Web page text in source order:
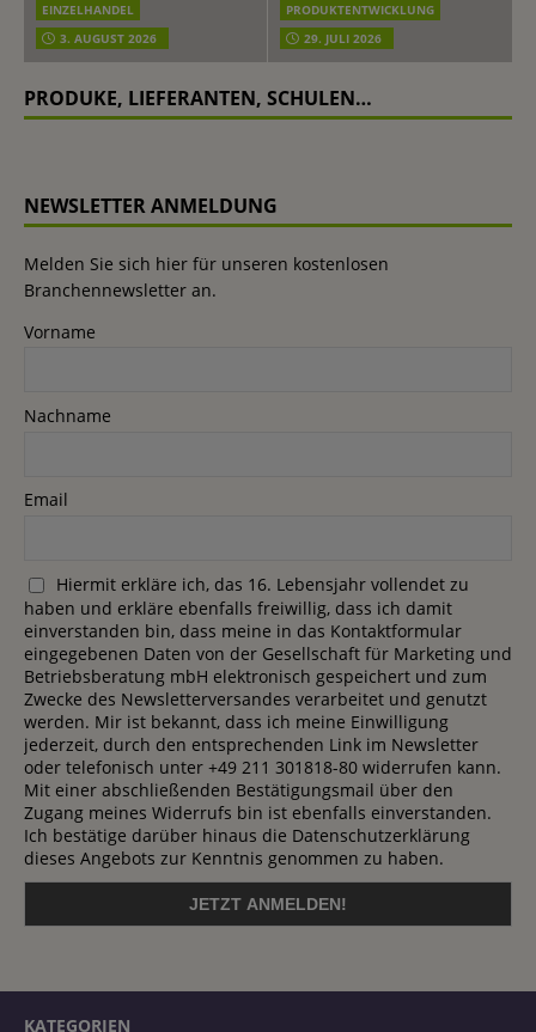
EINZELHANDEL
3. AUGUST 2026
PRODUKTENTWICKLUNG
29. JULI 2026
PRODUKE, LIEFERANTEN, SCHULEN…
NEWSLETTER ANMELDUNG
Melden Sie sich hier für unseren kostenlosen
Branchennewsletter an.
Vorname
Nachname
Email
Hiermit erkläre ich, das 16. Lebensjahr vollendet zu
haben und erkläre ebenfalls freiwillig, dass ich damit
einverstanden bin, dass meine in das Kontaktformular
eingegebenen Daten von der Gesellschaft für Marketing und
Betriebsberatung mbH elektronisch gespeichert und zum
Zwecke des Newsletterversandes verarbeitet und genutzt
werden. Mir ist bekannt, dass ich meine Einwilligung
jederzeit, durch den entsprechenden Link im Newsletter
oder telefonisch unter +49 211 301818-80 widerrufen kann.
Mit einer abschließenden Bestätigungsmail über den
Zugang meines Widerrufs bin ist ebenfalls einverstanden.
Ich bestätige darüber hinaus die Datenschutzerklärung
dieses Angebots zur Kenntnis genommen zu haben.
KATEGORIEN